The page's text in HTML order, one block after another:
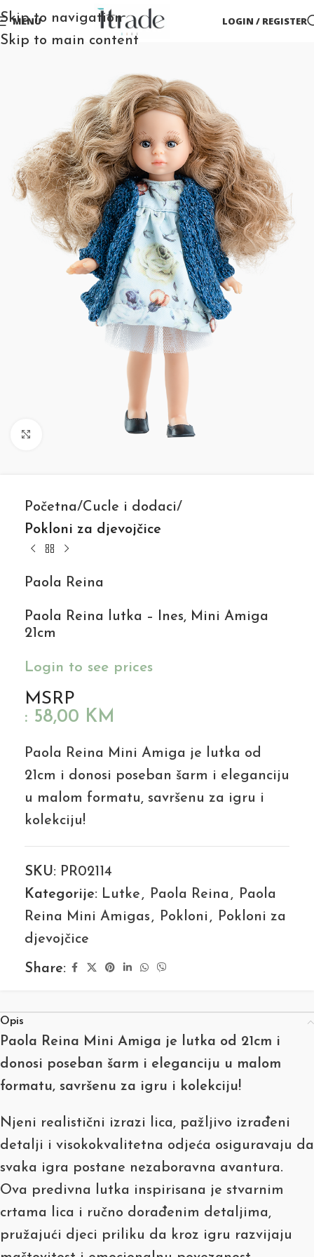
Skip to navigation
Skip to main content
MENU LOGIN / REGISTER
Click to enlarge
Početna Cucle i dodaci
Pokloni za djevojčice
Paola Reina
Paola Reina lutka – Ines, Mini Amiga
21cm
Login to see prices
MSRP
: 58,00 KM
Paola Reina Mini Amiga je lutka od
21cm i donosi poseban šarm i eleganciju
u malom formatu, savršenu za igru i
kolekciju!
SKU: PR02114
Kategorije: Lutke , Paola Reina , Paola
Reina Mini Amigas , Pokloni , Pokloni za
djevojčice
Share:
Opis
Paola Reina Mini Amiga je lutka od 21cm i
donosi poseban šarm i eleganciju u malom
formatu, savršenu za igru i kolekciju!
Njeni realistični izrazi lica, pažljivo izrađeni
detalji i visokokvalitetna odjeća osiguravaju da
svaka igra postane nezaboravna avantura.
Ova predivna lutka inspirisana je stvarnim
crtama lica i ručno dorađenim detaljima,
pružajući djeci priliku da kroz igru razvijaju